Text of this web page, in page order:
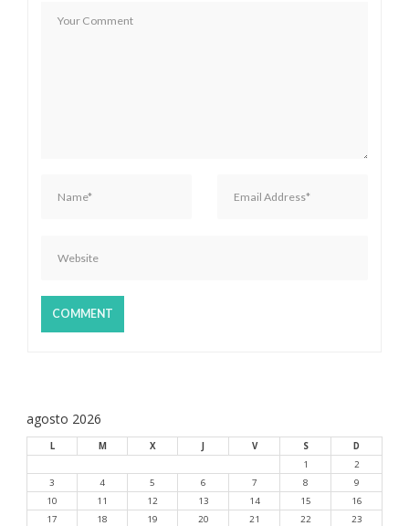
agosto 2026
L M X J V S
D
1
2
3
4 5 6 7 8
9
10
11 12 13 14 15
16
17
18 19 20 21 22
23